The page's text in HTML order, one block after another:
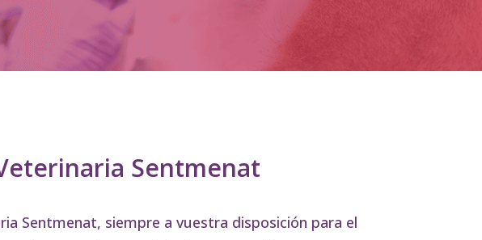
Sentmenat
Sentmenat, siempre a vuestra disposición para el